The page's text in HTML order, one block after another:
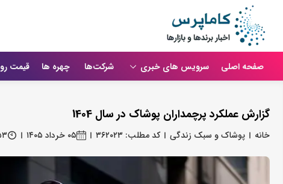
صفحه اصلی سرویس های خبری شرکت‌ها چهره ها قیمت
گزارش عملکرد پرچمداران پوشاک در سال 1404
خانه پوشاک و سبک زندگی کد مطلب: ۳۶۲۰۲۳ ۰۵ خرداد ۱۴۰۵